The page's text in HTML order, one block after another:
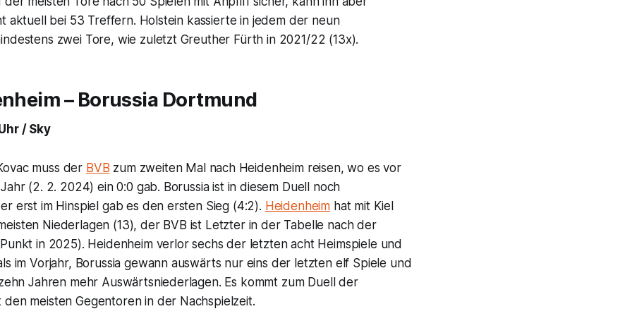
aktuell bei 53 Treffern. Holstein kassierte in jedem der neun
zwei Tore, wie zuletzt Greuther Fürth in 2021/22 (13x).
– Borussia Dortmund
/ Sky
muss der BVB zum zweiten Mal nach Heidenheim reisen, wo es vor
(2. 2. 2024) ein 0:0 gab. Borussia ist in diesem Duell noch
erst im Hinspiel gab es den ersten Sieg (4:2). Heidenheim hat mit Kiel
Niederlagen (13), der BVB ist Letzter in der Tabelle nach der
in 2025). Heidenheim verlor sechs der letzten acht Heimspiele und
im Vorjahr, Borussia gewann auswärts nur eins der letzten elf Spiele und
Jahren mehr Auswärtsniederlagen. Es kommt zum Duell der
den meisten Gegentoren in der Nachspielzeit.